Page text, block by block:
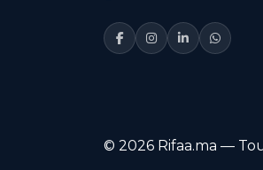
© 2026 Rifaa.ma —